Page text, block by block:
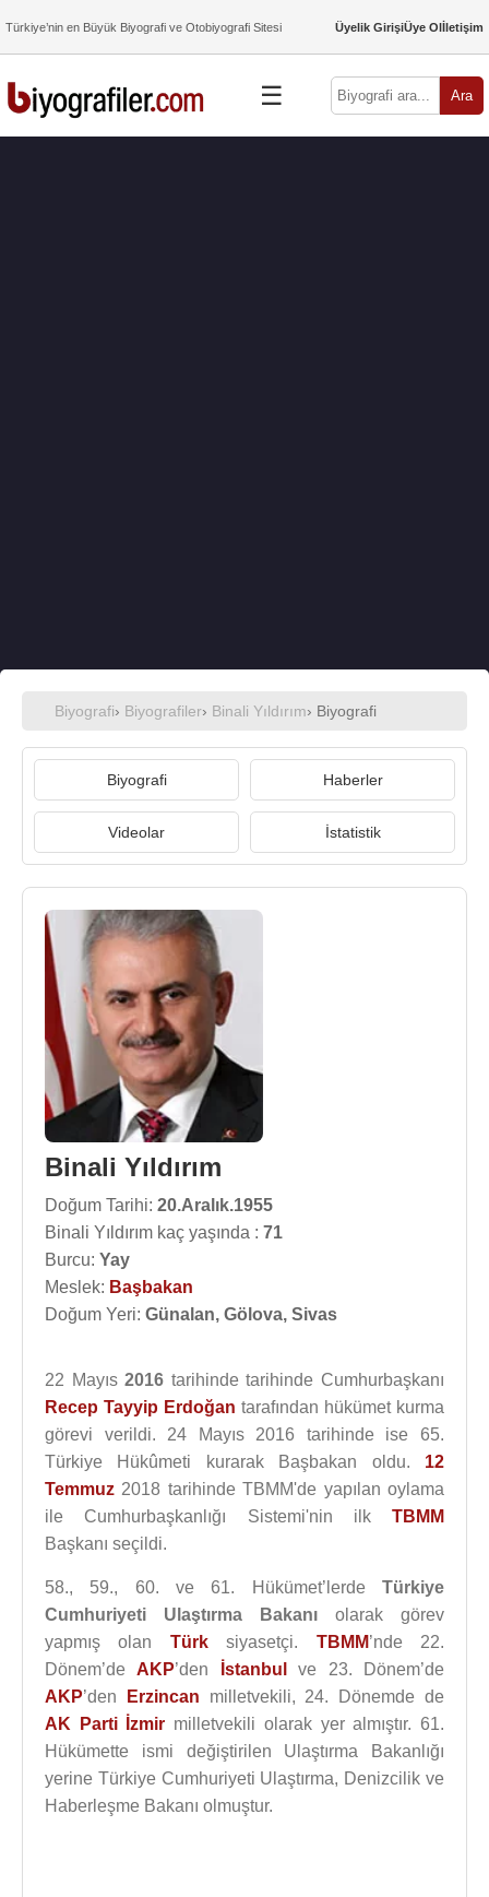
Türkiye’nin en Büyük Biyografi ve Otobiyografi Sitesi Üyelik GirişiÜye Olİletişim
☰ Ara
Biyografi› Biyografiler› Binali Yıldırım› Biyografi
Biyografi Haberler
Videolar İstatistik
Binali Yıldırım
Doğum Tarihi: 20.Aralık.1955
Binali Yıldırım kaç yaşında : 71
Burcu: Yay
Meslek: Başbakan
Doğum Yeri: Günalan, Gölova, Sivas
22 Mayıs2016 tarihinde tarihinde Cumhurbaşkanı
Recep Tayyip Erdoğan tarafından hükümet kurma
görevi verildi. 24 Mayıs 2016 tarihinde ise 65.
Türkiye Hükûmeti kurarak Başbakan oldu. 12
Temmuz 2018 tarihinde TBMM'de yapılan oylama
ile Cumhurbaşkanlığı Sistemi'nin ilk TBMM
Başkanı seçildi.
58., 59., 60. ve 61. Hükümet’lerde Türkiye
Cumhuriyeti Ulaştırma Bakanı olarak görev
yapmış olan Türksiyasetçi. TBMM’nde 22.
Dönem’deAKP’den İstanbul
ve 23. Dönem’de
AKP’den Erzincan milletvekili, 24. Dönemde de
AK Parti
İzmir milletvekili olarak yer almıştır. 61.
Hükümette ismi değiştirilen Ulaştırma Bakanlığı
yerine Türkiye Cumhuriyeti Ulaştırma, Denizcilik ve
Haberleşme Bakanı olmuştur.